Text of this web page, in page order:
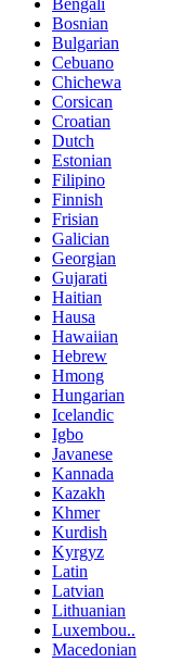
Bengali
Bosnian
Bulgarian
Cebuano
Chichewa
Corsican
Croatian
Dutch
Estonian
Filipino
Finnish
Frisian
Galician
Georgian
Gujarati
Haitian
Hausa
Hawaiian
Hebrew
Hmong
Hungarian
Icelandic
Igbo
Javanese
Kannada
Kazakh
Khmer
Kurdish
Kyrgyz
Latin
Latvian
Lithuanian
Luxembou..
Macedonian